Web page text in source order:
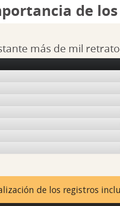
de
más de mil
de los registros